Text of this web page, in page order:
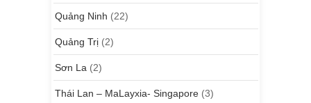
Quảng Ninh (22)
Quảng Trị (2)
Sơn La (2)
Thái Lan – MaLayxia- Singapore (3)